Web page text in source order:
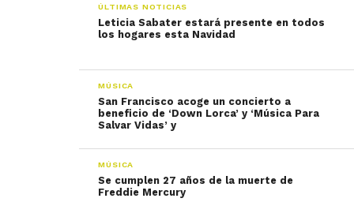
ÚLTIMAS NOTICIAS
Leticia Sabater estará presente en todos
los hogares esta Navidad
MÚSICA
San Francisco acoge un concierto a
beneficio de ‘Down Lorca’ y ‘Música Para
Salvar Vidas’ y
MÚSICA
Se cumplen 27 años de la muerte de
Freddie Mercury